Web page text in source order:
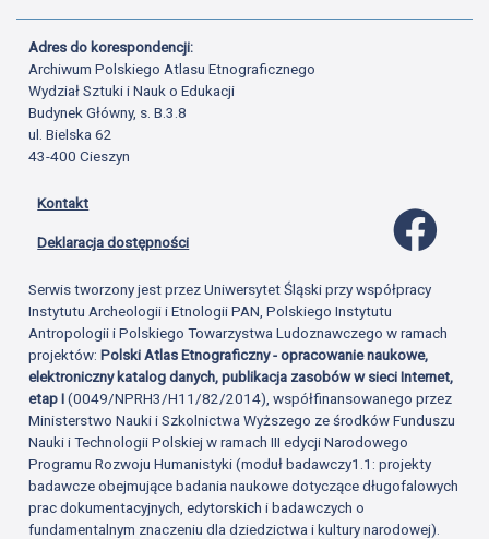
Adres do korespondencji:
Archiwum Polskiego Atlasu Etnograficznego
Wydział Sztuki i Nauk o Edukacji
Budynek Główny, s. B.3.8
ul. Bielska 62
43-400 Cieszyn
Kontakt
Deklaracja dostępności
Serwis tworzony jest przez Uniwersytet Śląski przy współpracy
Instytutu Archeologii i Etnologii PAN, Polskiego Instytutu
Antropologii i Polskiego Towarzystwa Ludoznawczego w ramach
projektów:Polski Atlas Etnograficzny - opracowanie naukowe,
elektroniczny katalog danych, publikacja zasobów w sieci Internet,
etap I(0049/NPRH3/H11/82/2014), współfinansowanego przez
Ministerstwo Nauki i Szkolnictwa Wyższego ze środków Funduszu
Nauki i Technologii Polskiej w ramach III edycji Narodowego
Programu Rozwoju Humanistyki (moduł badawczy1.1: projekty
badawcze obejmujące badania naukowe dotyczące długofalowych
prac dokumentacyjnych, edytorskich i badawczych o
fundamentalnym znaczeniu dla dziedzictwa i kultury narodowej).